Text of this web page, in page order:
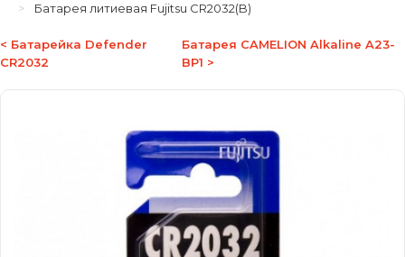
Батарея литиевая Fujitsu CR2032(B)
< Батарейка Defender
CR2032
Батарея CAMELION Alkaline A23-
BP1 >